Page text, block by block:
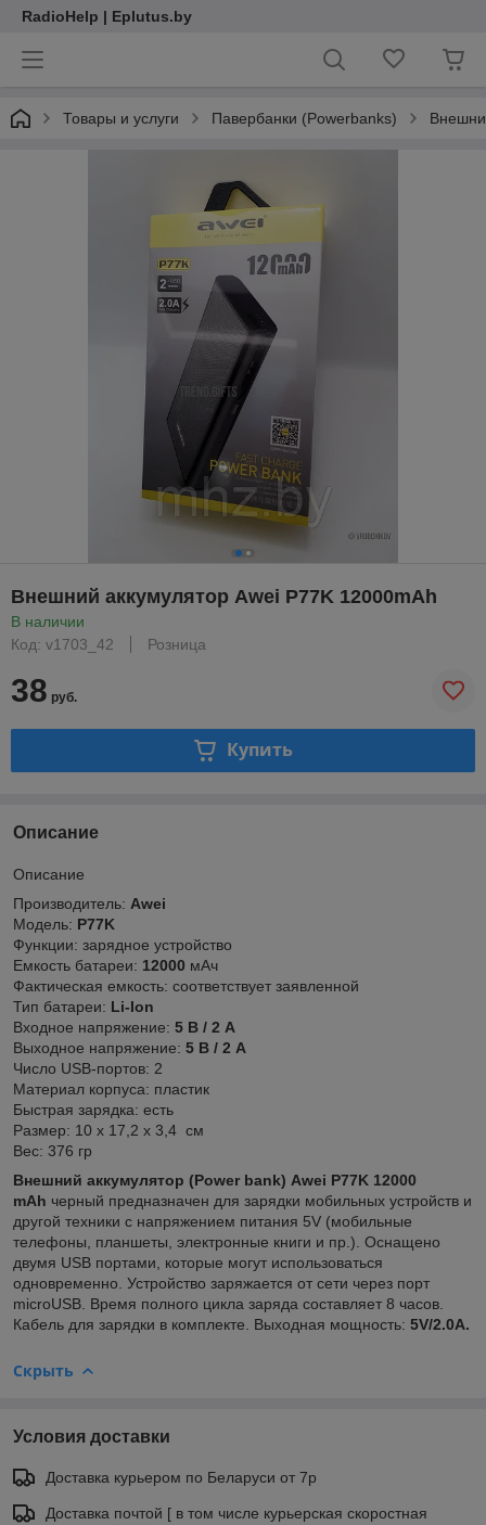
RadioHelp | Eplutus.by
Товары и услуги Павербанки (Powerbanks)
Внешний аккумулятор Awei P77K 12000mAh
В наличии
Код: v1703_42
Розница
38 руб.
Купить
Описание
Описание
Производитель: Awei
Модель: P77K
Функции: зарядное устройство
Емкость батареи: 12000 мАч
Фактическая емкость: соответствует заявленной
Тип батареи: Li-Ion
Входное напряжение: 5 В / 2 A
Выходное напряжение: 5 В / 2 A
Число USB-портов: 2
Материал корпуса: пластик
Быстрая зарядка: есть
Размер: 10 х 17,2 х 3,4 см
Вес: 376 гр
Внешний аккумулятор (Power bank) Awei P77K 12000
mAh черный предназначен для зарядки мобильных устройств и
другой техники с напряжением питания 5V (мобильные
телефоны, планшеты, электронные книги и пр.). Оснащено
двумя USB портами, которые могут использоваться
одновременно. Устройство заряжается от сети через порт
microUSB. Время полного цикла заряда составляет 8 часов.
Кабель для зарядки в комплекте. Выходная мощность: 5V/2.0A.
Скрыть
Условия доставки
Доставка курьером по Беларуси от 7р
Доставка почтой [ в том числе курьерская скоростная